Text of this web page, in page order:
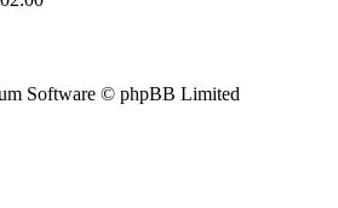
Software © phpBB Limited